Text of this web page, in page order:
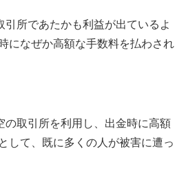
所であたかも利益が出ているよ
になぜか高額な手数料を払わされ
の取引所を利用し、出金時に高額
して、既に多くの人が被害に遭っ